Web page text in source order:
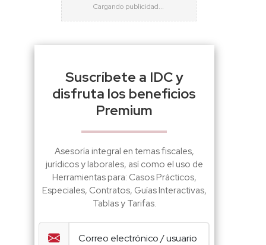
Suscríbete a IDC y
disfruta los beneficios
Premium
Asesoría integral en temas fiscales,
jurídicos y laborales, así como el uso de
Herramientas para: Casos Prácticos,
Especiales, Contratos, Guías Interactivas,
Tablas y Tarifas.